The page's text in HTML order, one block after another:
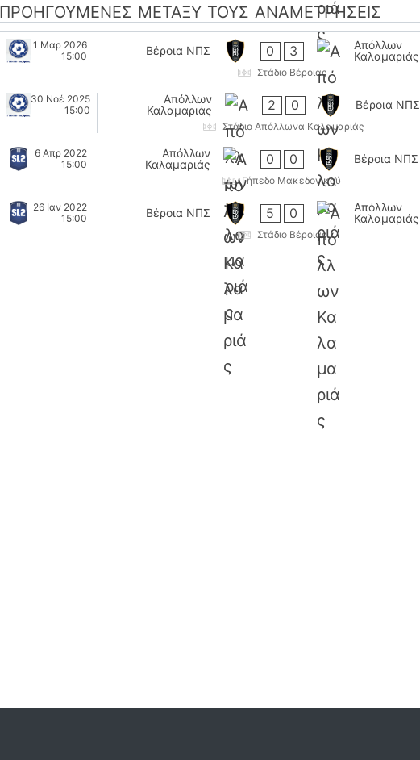
ΠΡΟΗΓΟΎΜΕΝΕΣ ΜΕΤΑΞΎ ΤΟΥΣ ΑΝΑΜΕΤΡΉΣΕΙΣ
1 Μαρ 2026
15:00
Βέροια ΝΠΣ 0 3
Απόλλων
Καλαμαριάς
Στάδιο Βέροιας
30 Νοέ 2025
15:00
Απόλλων
Καλαμαριάς
2 0 Βέροια ΝΠΣ
Στάδιο Απόλλωνα Καλαμαριάς
6 Απρ 2022
15:00
Απόλλων
Καλαμαριάς
0 0 Βέροια ΝΠΣ
Γήπεδο Μακεδονικού
26 Ιαν 2022
15:00
Βέροια ΝΠΣ 5 0
Απόλλων
Καλαμαριάς
Στάδιο Βέροιας